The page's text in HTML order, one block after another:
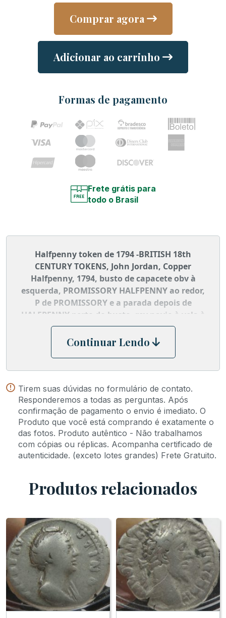
Comprar agora
Adicionar ao carrinho
Formas de pagamento
Frete grátis para
todo o Brasil
Halfpenny token de 1794 -BRITISH 18th
CENTURY TOKENS, John Jordan, Copper
Halfpenny, 1794, busto de capacete obv à
esquerda, PROMISSORY HALFPENNY ao redor,
P de PROMISSORY e a parada depois de
HALFPENNY perto do busto, rev navio à vela à
direita, 1794 abaixo, PRO BONO PUBLICO
acima, o mastro principal entre o O de BONO e
Hampshire 42e
Continuar Lendo
Tirem suas dúvidas no formulário de contato.
Responderemos a todas as perguntas. Após
confirmação de pagamento o envio é imediato. O
Produto que você está comprando é exatamente o
das fotos. Produto autêntico - Não trabalhamos
com cópias ou réplicas. Acompanha certificado de
autenticidade. (exceto lotes grandes) Frete Gratuito.
Produtos relacionados